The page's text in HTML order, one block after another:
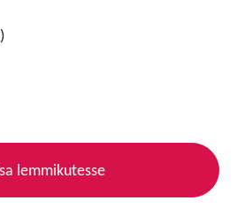
lemmikutesse